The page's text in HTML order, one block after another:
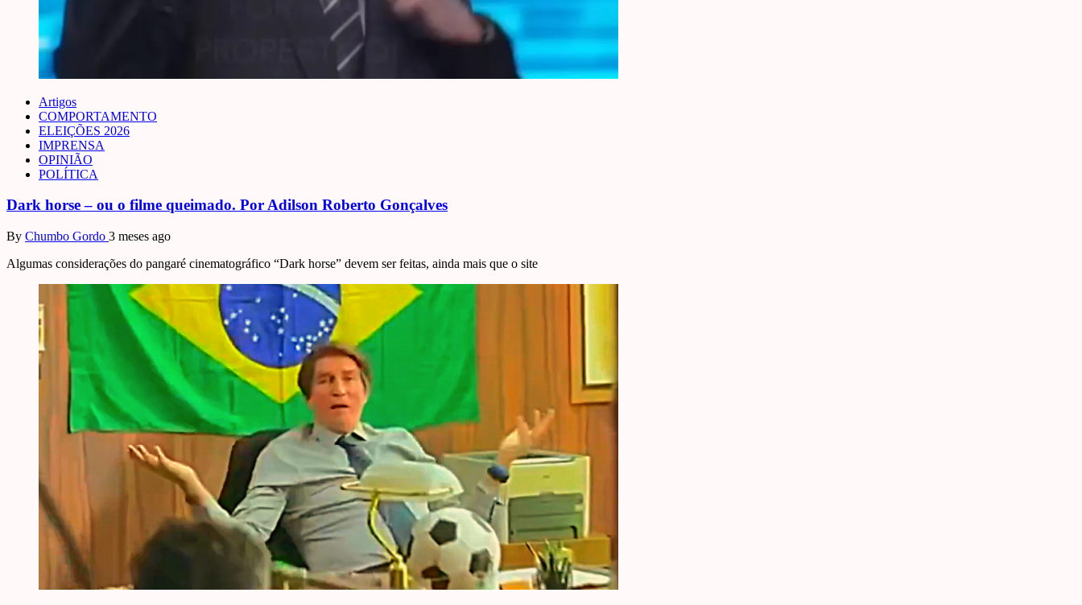
Artigos
COMPORTAMENTO
ELEIÇÕES 2026
IMPRENSA
OPINIÃO
POLÍTICA
Dark horse – ou o filme queimado. Por Adilson Roberto Gonçalves
By Chumbo Gordo 3 meses ago
Algumas considerações do pangaré cinematográfico “Dark horse” devem ser feitas, ainda mais que o site